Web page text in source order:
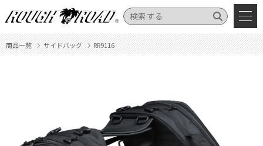
商品一覧 サイドバッグ RR9116